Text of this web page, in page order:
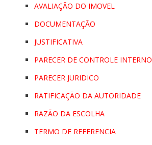
AVALIAÇÃO DO IMOVEL
DOCUMENTAÇÃO
JUSTIFICATIVA
PARECER DE CONTROLE INTERNO
PARECER JURIDICO
RATIFICAÇÃO DA AUTORIDADE
RAZÃO DA ESCOLHA
TERMO DE REFERENCIA